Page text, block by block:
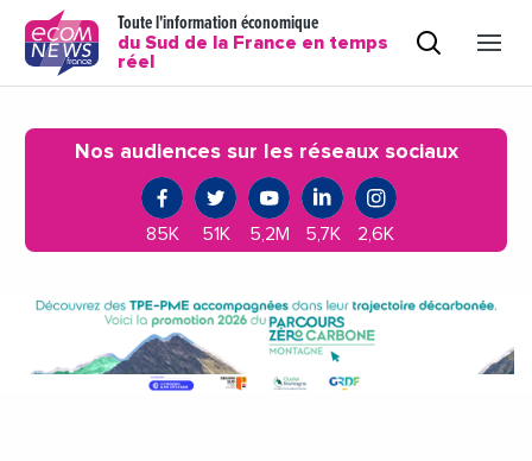
Toute l'information économique
du Sud de la France en temps
réel
Nos audiences sur les réseaux sociaux
85K 51K 5,2M 5,7K 2,6K